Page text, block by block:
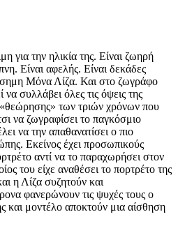
για την ηλικία της. Είναι ζωηρή
Είναι αφελής. Είναι δεκάδες
Μόνα Λίζα. Και στο ζωγράφο
να συλλάβει όλες τις όψεις της
των τριών χρόνων που
να ζωγραφίσει το παγκόσμιο
να την απαθανατίσει ο πιο
Εκείνος έχει προσωπικούς
αντί να το παραχωρήσει στον
του είχε αναθέσει το πορτρέτο της
η Λίζα συζητούν και
φανερώνουν τις ψυχές τους ο
και μοντέλο αποκτούν μια αίσθηση